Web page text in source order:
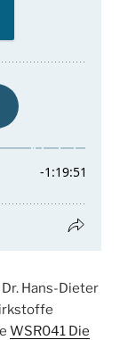
Hans-Dieter
WSR041 Die